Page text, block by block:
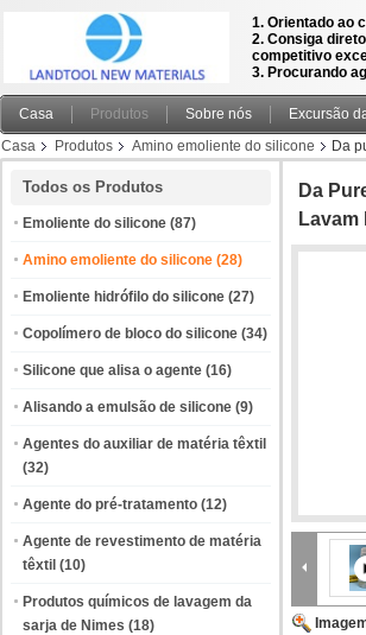
1. Orientado ao
2. Consiga
competitivo
3. Procurando
Casa Produtos Sobre nós Excursão
Casa
Produtos Amino emoliente do silicone
Da
Todos os Produtos
Emoliente do silicone (87)
Amino emoliente do silicone (28)
Emoliente hidrófilo do silicone (27)
Copolímero de bloco do silicone (34)
Silicone que alisa o agente (16)
Alisando a emulsão de silicone (9)
Agentes do auxiliar de matéria têxtil
(32)
Agente do pré-tratamento (12)
Agente de revestimento de matéria
têxtil (10)
Produtos químicos de lavagem da
sarja de Nimes (18)
Da